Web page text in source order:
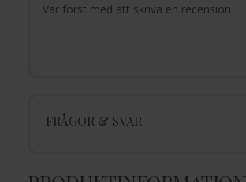
Var först med att skriva en recension
FRÅGOR & SVAR